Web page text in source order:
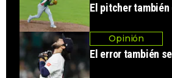
El pitcher
Opinión
El error también